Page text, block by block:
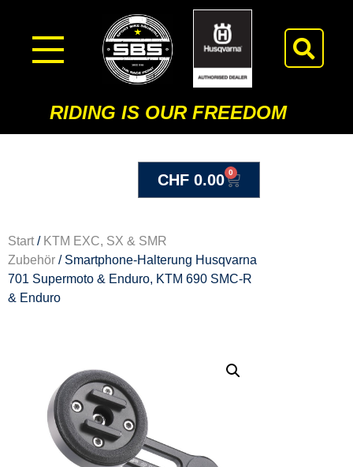
RIDING IS OUR FREEDOM
CHF 0.00 0
Start / KTM EXC, SX & SMR
Zubehör / Smartphone-Halterung Husqvarna
701 Supermoto & Enduro, KTM 690 SMC-R
& Enduro